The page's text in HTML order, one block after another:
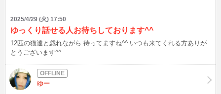
2025/4/29 (火) 17:50
ゆっくり話せる人お待ちしております^^
12匹の猫達と戯れながら 待ってますね^^ いつも来てくれる方ありが
とうございます^^
ゆー